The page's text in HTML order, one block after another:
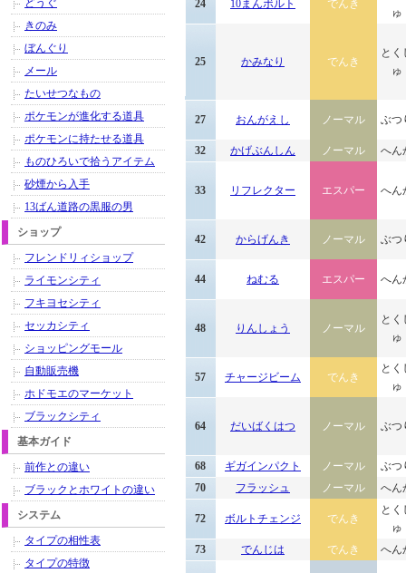
24 10まんボルト でんき
ゅ
25 かみなり でんき
とく
ゅ
27 おんがえし ノーマル ぶつ
32 かげぶんしん ノーマル へん
33 リフレクター エスパー へん
42 からげんき ノーマル ぶつ
44 ねむる エスパー へん
48 りんしょう ノーマル
とく
ゅ
57 チャージビーム でんき
とく
ゅ
64 だいばくはつ ノーマル ぶつ
68 ギガインパクト ノーマル
ぶつ
70
フラッシュ ノーマル へん
72 ボルトチェンジ でんき
とく
ゅ
73
でんじは でんき へん
どうぐ
きのみ
ぼんぐり
メール
たいせつなもの
ポケモンが進化する道具
ポケモンに持たせる道具
ものひろいで拾うアイテム
砂煙から入手
13ばん道路の黒服の男
ショップ
フレンドリィショップ
ライモンシティ
フキヨセシティ
セッカシティ
ショッピングモール
自動販売機
ホドモエのマーケット
ブラックシティ
基本ガイド
前作との違い
ブラックとホワイトの違い
システム
タイプの相性表
タイプの特徴